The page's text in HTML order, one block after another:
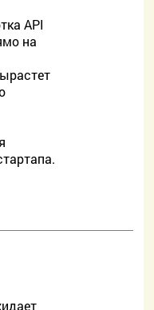
API
на